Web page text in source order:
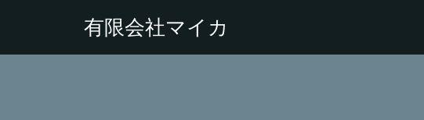
有限会社マイカ